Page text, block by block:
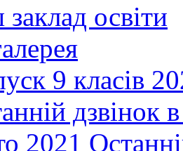
освіти
9 класів
дзвінок
2021